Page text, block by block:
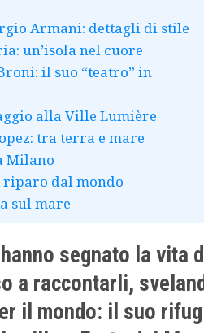
Armani: dettagli di stile
un’isola nel cuore
il suo “teatro” in
alla Ville Lumière
tra terra e mare
Milano
riparo dal mondo
sul mare
segnato la vita
a raccontarli,
il mondo: il suo